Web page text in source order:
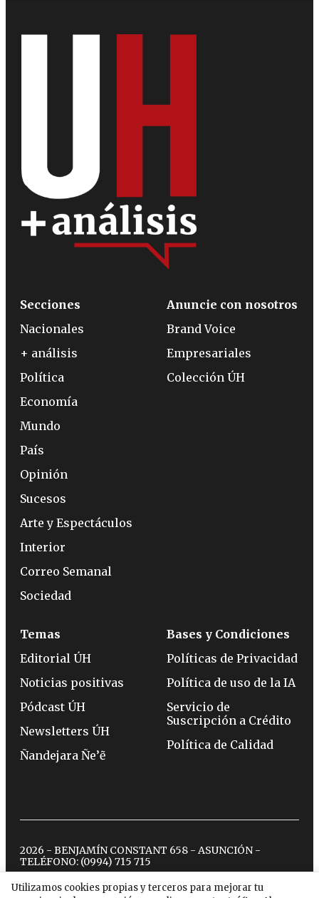
Utilizamos cookies propias y terceros para mejorar tu
Secciones
Nacionales
+ análisis
Política
Economía
Mundo
País
Opinión
Sucesos
Arte y Espectáculos
Interior
Correo Semanal
Sociedad
Anuncie con nosotros
Brand Voice
Empresariales
Colección ÚH
Temas
Editorial ÚH
Noticias positivas
Pódcast ÚH
Newsletters ÚH
Ñandejara Ñe’ẽ
Bases y Condiciones
Políticas de Privacidad
Política de uso de la IA
Servicio de
Suscripción a Crédito
Política de Calidad
2026 - BENJAMÍN CONSTANT 658 - ASUNCIÓN -
TELÉFONO: (0994) 715 715